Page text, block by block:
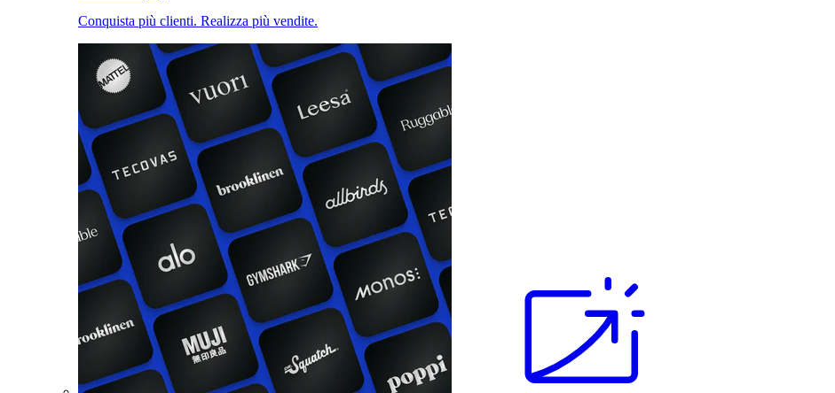
Conquista più clienti. Realizza più vendite.